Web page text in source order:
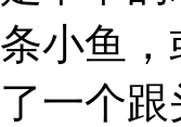
小鱼
一个